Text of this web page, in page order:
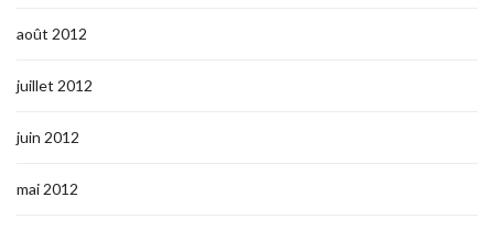
août 2012
juillet 2012
juin 2012
mai 2012